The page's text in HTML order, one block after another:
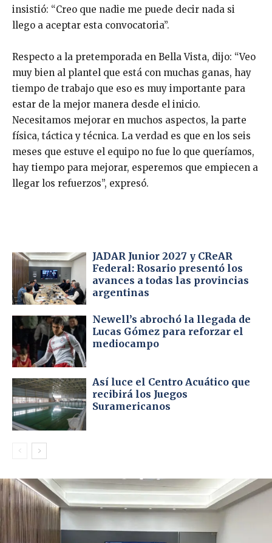
insistió: “Creo que nadie me puede decir nada si
llego a aceptar esta convocatoria”.
Respecto a la pretemporada en Bella Vista, dijo: “Veo
muy bien al plantel que está con muchas ganas, hay
tiempo de trabajo que eso es muy importante para
estar de la mejor manera desde el inicio.
Necesitamos mejorar en muchos aspectos, la parte
física, táctica y técnica. La verdad es que en los seis
meses que estuve el equipo no fue lo que queríamos,
hay tiempo para mejorar, esperemos que empiecen a
llegar los refuerzos”, expresó.
JADAR Junior 2027 y CReAR
Federal: Rosario presentó los
avances a todas las provincias
argentinas
Newell’s abrochó la llegada de
Lucas Gómez para reforzar el
mediocampo
Así luce el Centro Acuático que
recibirá los Juegos
Suramericanos